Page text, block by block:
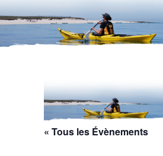
« Tous les Évènements